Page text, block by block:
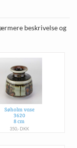
beskrivelse og
Søholm vase
3620
8 cm
350,- DKK